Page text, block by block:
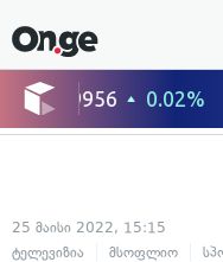
25 მაისი 2022, 15:15
ტელევიზია
მსოფლიო